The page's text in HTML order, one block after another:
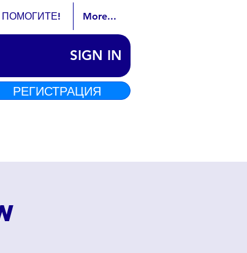
ПОМОГИТЕ! More...
SIGN IN
РЕГИСТРАЦИЯ